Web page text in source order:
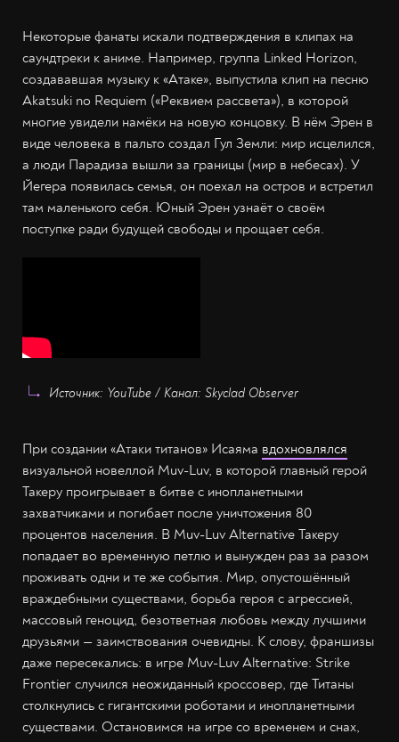
Некоторые фанаты искали подтверждения в клипах на
саундтреки к аниме. Например, группа Linked Horizon,
создававшая музыку к «Атаке», выпустила клип на песню
Akatsuki no Requiem («Реквием рассвета»), в которой
многие увидели намёки на новую концовку. В нём Эрен в
виде человека в пальто создал Гул Земли: мир исцелился,
а люди Парадиза вышли за границы (мир в небесах). У
Йегера появилась семья, он поехал на остров и встретил
там маленького себя. Юный Эрен узнаёт о своём
поступке ради будущей свободы и прощает себя.
Источник: YouTube / Канал: Skyclad Observer
При создании «Атаки титанов» Исаяма вдохновлялся
визуальной новеллой Muv-Luv, в которой главный герой
Такеру проигрывает в битве с инопланетными
захватчиками и погибает после уничтожения 80
процентов населения. В Muv-Luv Alternative Такеру
попадает во временную петлю и вынужден раз за разом
проживать одни и те же события. Мир, опустошённый
враждебными существами, борьба героя с агрессией,
массовый геноцид, безответная любовь между лучшими
друзьями — заимствования очевидны. К слову, франшизы
даже пересекались: в игре Muv-Luv Alternative: Strike
Frontier случился неожиданный кроссовер, где Титаны
столкнулись с гигантскими роботами и инопланетными
существами. Остановимся на игре со временем и снах,